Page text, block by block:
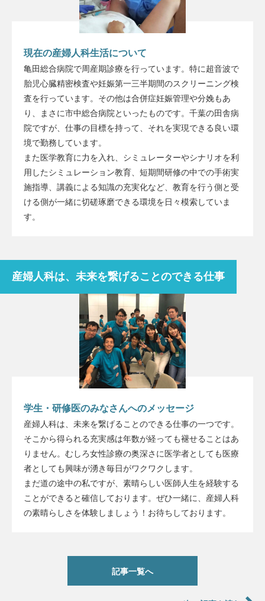
現在の産婦人科生活について
亀田総合病院で周産期診療を行っています。特に超音波で
胎児心臓精密検査や妊娠第一三半期間のスクリーニング検
査を行っています。その他は合併症妊娠管理や分娩もあ
り、まさに市中総合病院といったものです。千葉の田舎病
院ですが、仕事の目標を持って、それを実現できる良い環
境で勤務しています。
また医学教育に力を入れ、シミュレーターやシナリオを利
用したシミュレーション教育、短期間研修の中での手術実
施指導、講義による知識の充実化など、教育を行う側と受
ける側が一緒に切磋琢磨できる環境を日々模索していま
す。
産婦人科は、未来を繋げることのできる仕事
学生・研修医のみなさんへのメッセージ
産婦人科は、未来を繋げることのできる仕事の一つです。
そこから得られる充実感は年数が経っても褪せることはあ
りません。むしろ女性診療の奥深さに医学者としても医療
者としても興味が湧き毎日がワクワクします。
まだ道の途中の私ですが、素晴らしい医師人生を経験する
ことができると確信しております。ぜひ一緒に、産婦人科
の素晴らしさを体験しましょう！お待ちしております。
記事一覧へ